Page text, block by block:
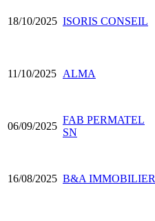
18/10/2025 ISORIS CONSEIL
11/10/2025 ALMA
06/09/2025
FAB PERMATEL
SN
16/08/2025 B&A IMMOBILIER